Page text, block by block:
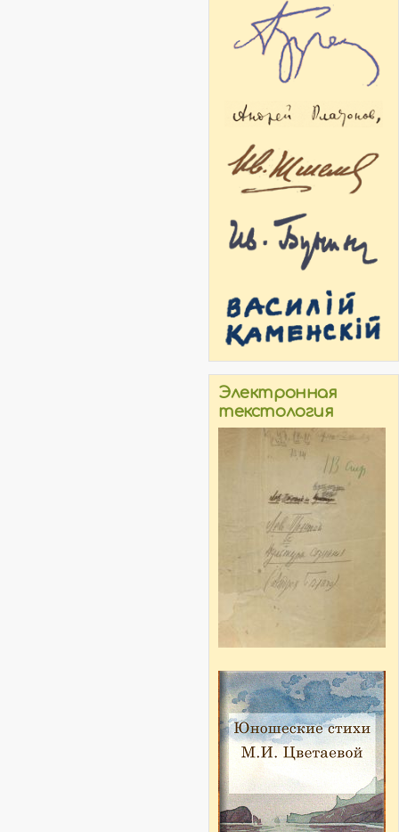
Электронная
текстология